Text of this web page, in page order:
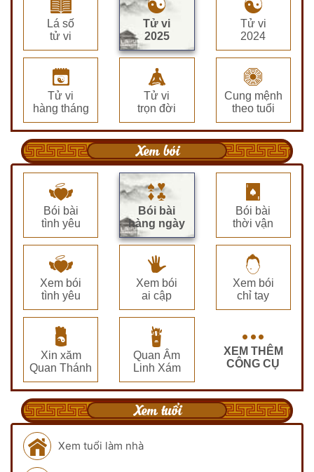
Lá số
tử vi
Tử vi
2025
Tử vi
2024
Tử vi
hàng tháng
Tử vi
trọn đời
Cung mệnh
theo tuổi
Xem bói
Bói bài
tình yêu
Bói bài
hàng ngày
Bói bài
thời vận
Xem bói
tình yêu
Xem bói
ai cập
Xem bói
chỉ tay
Xin xăm
Quan Thánh
Quan Âm
Linh Xám
XEM THÊM
CÔNG CỤ
Xem tuổi
Xem tuổi làm nhà